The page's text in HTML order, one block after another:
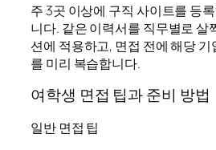
주 3곳 이상에 구직 사이트를 등
니다. 같은 이력서를 직무별로 살
션에 적용하고, 면접 전에 해당
를 미리 복습합니다.
여학생 면접 팁과 준비 방법
일반 면접 팁